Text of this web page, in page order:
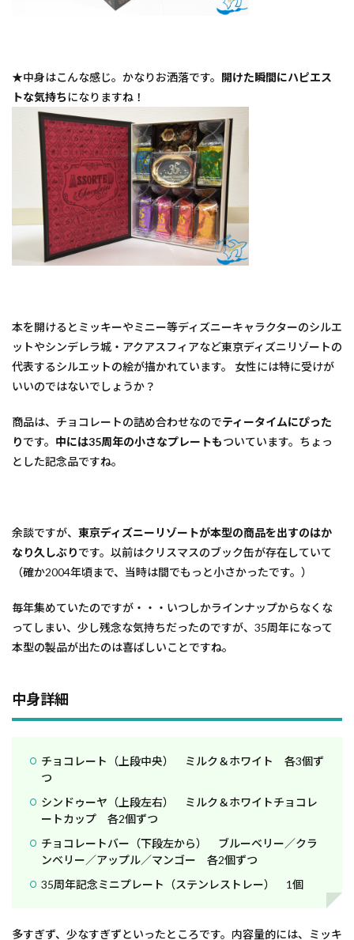
★中身はこんな感じ。かなりお洒落です。 開けた瞬間にハピエス
トな気持ちになりますね！
本を開けるとミッキーやミニー等ディズニーキャラクターのシルエ
ットやシンデレラ城・アクアスフィアなど東京ディズニリゾートの
代表するシルエットの絵が描かれています。 女性には特に受けが
いいのではないでしょうか？
商品は、チョコレートの詰め合わせなのでティータイムにぴった
りです。 中には35周年の小さなプレートもついています。ちょっ
とした記念品ですね。
余談ですが、 東京ディズニーリゾートが本型の商品を出すのはか
なり久しぶりです。以前はクリスマスのブック缶が存在していて
（確か2004年頃まで、当時は間でもっと小さかったです。）
毎年集めていたのですが・・・いつしかラインナップからなくな
ってしまい、少し残念な気持ちだったのですが、35周年になって
本型の製品が出たのは喜ばしいことですね。
中身詳細
チョコレート（上段中央） ミルク＆ホワイト 各3個ず
つ
シンドゥーヤ（上段左右） ミルク＆ホワイトチョコレ
ートカップ 各2個ずつ
チョコレートバー（下段左から） ブルーベリー／クラ
ンベリー／アップル／マンゴー 各2個ずつ
35周年記念ミニプレート（ステンレストレー） 1個
多すぎず、少なすぎずといったところです。内容量的には、ミッキ